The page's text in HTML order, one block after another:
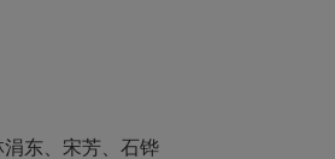
东、宋芳、石铧